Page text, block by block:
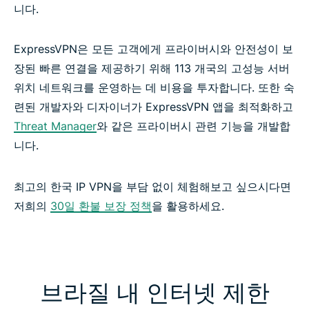
니다.
ExpressVPN은 모든 고객에게 프라이버시와 안전성이 보
장된 빠른 연결을 제공하기 위해 113 개국의 고성능 서버
위치 네트워크를 운영하는 데 비용을 투자합니다. 또한 숙
련된 개발자와 디자이너가 ExpressVPN 앱을 최적화하고
Threat Manager와 같은 프라이버시 관련 기능을 개발합
니다.
최고의 한국 IP VPN을 부담 없이 체험해보고 싶으시다면
저희의 30일 환불 보장 정책을 활용하세요.
브라질 내 인터넷 제한